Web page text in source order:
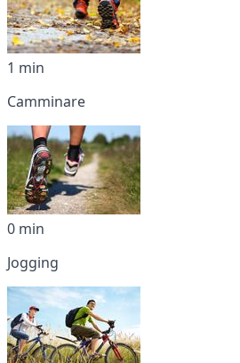
1 min
Camminare
0 min
Jogging